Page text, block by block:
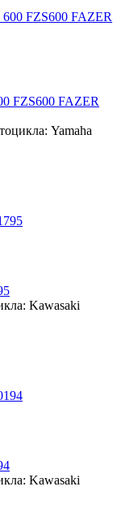
FZS600 FAZER
Yamaha
Kawasaki
Kawasaki